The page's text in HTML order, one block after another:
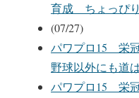
育成 ちょっぴ
(07/27)
パワプロ15 栄
野球以外にも道
パワプロ15 栄